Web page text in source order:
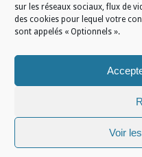
sur les réseaux sociaux, flux de
des cookies pour lequel votre
sont appelés « Optionnels ».
Voir
Mentions légales/Plan du site/